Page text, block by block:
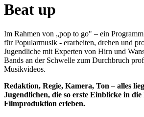
Beat up
Im Rahmen von „pop to go" – ein
für Popularmusik - erarbeiten, drehen und
Jugendliche mit Experten von Hirn und
Bands an der Schwelle zum Durchbruch
Musikvideos.
Redaktion, Regie, Kamera, Ton – alles
Jugendlichen, die so erste Einblicke in
Filmproduktion erleben.